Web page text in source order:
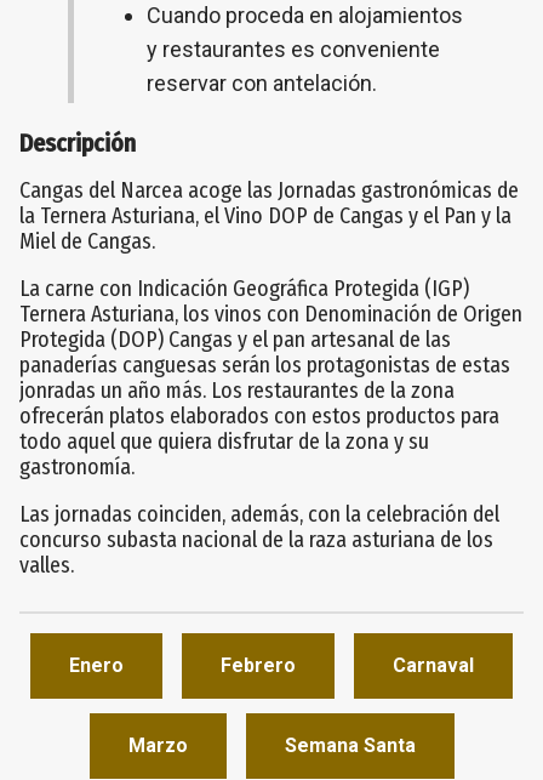
Cuando proceda en alojamientos
y restaurantes es conveniente
reservar con antelación.
Descripción
Cangas del Narcea acoge las Jornadas gastronómicas de
la Ternera Asturiana, el Vino DOP de Cangas y el Pan y la
Miel de Cangas.
La carne con Indicación Geográfica Protegida (IGP)
Ternera Asturiana, los vinos con Denominación de Origen
Protegida (DOP) Cangas y el pan artesanal de las
panaderías canguesas serán los protagonistas de estas
jonradas un año más. Los restaurantes de la zona
ofrecerán platos elaborados con estos productos para
todo aquel que quiera disfrutar de la zona y su
gastronomía.
Las jornadas coinciden, además, con la celebración del
concurso subasta nacional de la raza asturiana de los
valles.
Enero Febrero Carnaval
Marzo Semana Santa